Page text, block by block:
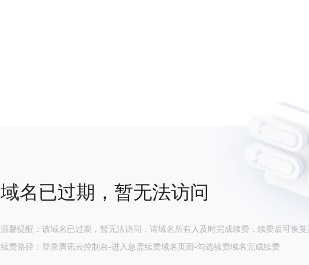
域名已过期，暂无法访问
温馨提醒：该域名已过期，暂无法访问，请域名所有人及时完成续费，续费后可恢复
续费路径：登录腾讯云控制台-进入急需续费域名页面-勾选续费域名完成续费